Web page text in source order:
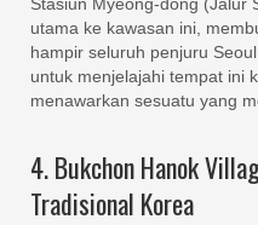
Stasiun Myeong-dong (Jalur
utama ke kawasan ini,
hampir seluruh penjuru
untuk menjelajahi tempat ini
menawarkan sesuatu yang
4. Bukchon Hanok
Tradisional Korea